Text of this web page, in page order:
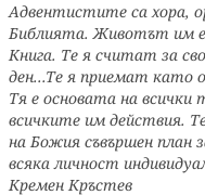
Адвентистите са хора,
Библията. Животът им е
Книга. Те я считат за
ден...Те я приемат като
Тя е основата на всички
всичките им действия.
на Божия съвършен план
всяка личност
Кремен Кръстев